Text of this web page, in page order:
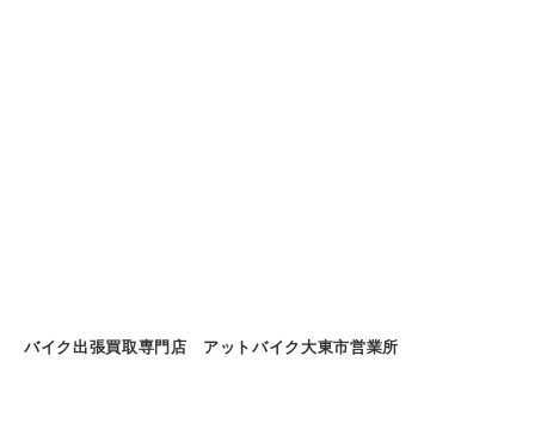
バイク出張買取専門店 アットバイク大東市営業所